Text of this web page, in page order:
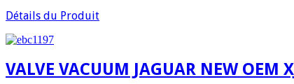
Détails du Produit
VALVE VACUUM JAGUAR NEW OEM